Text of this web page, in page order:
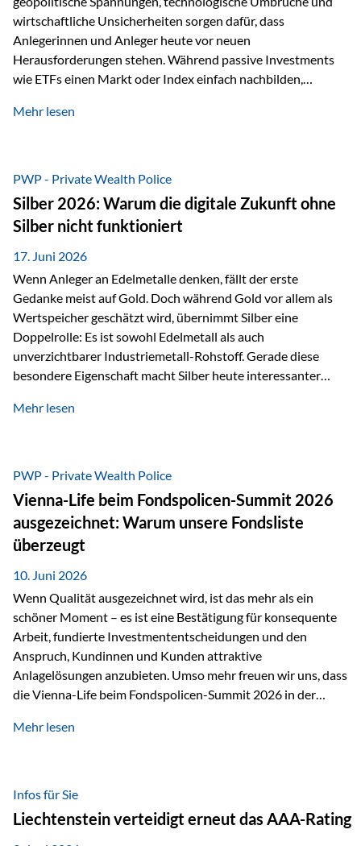
wirtschaftliche Unsicherheiten sorgen dafür, dass
Anlegerinnen und Anleger heute vor neuen
Herausforderungen stehen. Während passive Investments
wie ETFs einen Markt oder Index einfach nachbilden,
setzen auf die Expertise erfahrener Fondsmanager, die
Veränderungen geprägt ist, kann diese aktive
Herangehensweise einen entscheidenden Mehrwert bieten.
Was zeichnet aktive Fonds aus? Aktive Fonds verfolgen das
Ziel, nicht nur einen Markt abzubilden, sondern gezielt
Anlageentscheidungen zu treffen. Fondsmanager
analysieren Unternehmen,…
Mehr lesen
PWP - Private Wealth Police
Silber 2026: Warum die digitale Zukunft ohne
Silber nicht funktioniert
17. Juni 2026
Wenn Anleger an Edelmetalle denken, fällt der erste
Gedanke meist auf Gold. Doch während Gold vor allem als
Wertspeicher geschätzt wird, übernimmt Silber eine
Doppelrolle: Es ist sowohl Edelmetall als auch
unverzichtbarer Industriemetall-Rohstoff. Gerade diese
besondere Eigenschaft macht Silber heute interessanter
elektrischer – und genau dort spielt Silber eine
Leitfähigkeit aller Metalle. Diese Eigenschaft macht es für
zahlreiche Zukunftstechnologien praktisch unverzichtbar.
Silber findet sich unter anderem in: Solarmodulen
Elektrofahrzeugen Halbleitern Smartphones und Tablets…
Mehr lesen
PWP - Private Wealth Police
Vienna-Life beim Fondspolicen-Summit 2026
ausgezeichnet: Warum unsere Fondsliste
überzeugt
10. Juni 2026
Wenn Qualität ausgezeichnet wird, ist das mehr als ein
schöner Moment – es ist eine Bestätigung für konsequente
Arbeit, fundierte Investmententscheidungen und den
Anspruch, Kundinnen und Kunden attraktive
Anlagelösungen anzubieten. Umso mehr freuen wir uns, dass
die Vienna-Life beim Fondspolicen-Summit 2026 in der
dieser Ehrung ist der renommierte Fondspolicenreport der
analysiert und verglichen wurden. Das Ergebnis: Die ETF-
Auswahl der Vienna-Life zählt zu den drei besten Angeboten
am Markt. Für uns ist diese Auszeichnung eine Bestätigung
Mehr lesen
Infos für Sie
Liechtenstein verteidigt erneut das AAA-Rating